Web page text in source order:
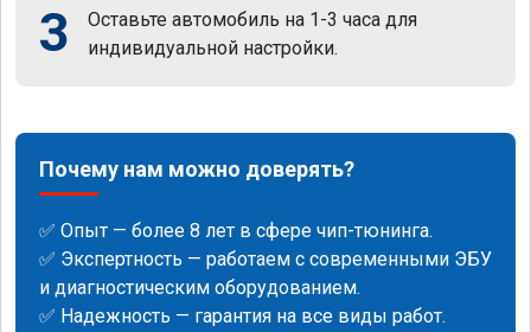
3
Оставьте автомобиль на 1-3 часа для
индивидуальной настройки.
Почему нам можно доверять?
✅ Опыт — более 8 лет в сфере чип-тюнинга.
✅ Экспертность — работаем с современными ЭБУ
и диагностическим оборудованием.
✅ Надежность — гарантия на все виды работ.